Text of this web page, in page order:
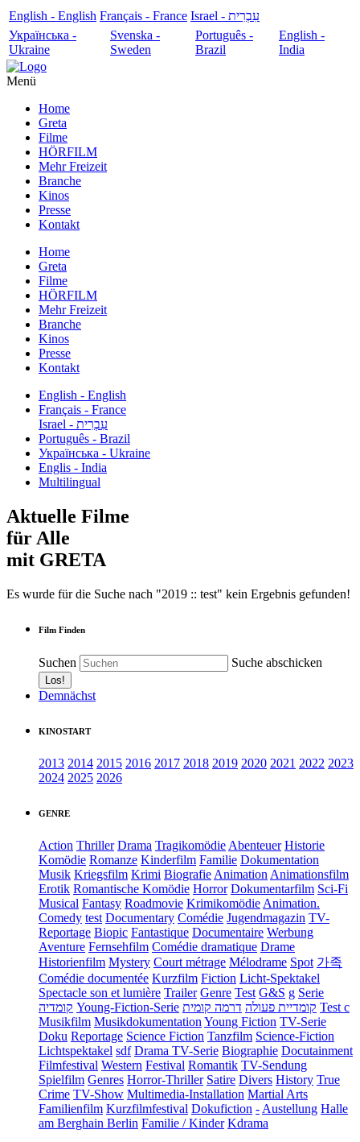
English - English Français - France
עִבְרִית - Israel
Українська -
Ukraine
Svenska -
Sweden
Português -
Brazil
English -
India
Menü
Home
Greta
Filme
HÖRFILM
Mehr Freizeit
Branche
Kinos
Presse
Kontakt
Home
Greta
Filme
HÖRFILM
Mehr Freizeit
Branche
Kinos
Presse
Kontakt
English - English
Français - France
עִבְרִית - Israel
Português - Brazil
Українська - Ukraine
Englis - India
Multilingual
Aktuelle Filme
für Alle
mit GRETA
Es wurde für die Suche nach "2019 :: test" kein Ergebnis gefunden!
Film Finden
Suchen Suche abschicken
Demnächst
KINOSTART
2013 2014 2015 2016 2017 2018 2019 2020 2021 2022 2023
2024 2025 2026
GENRE
Action Thriller Drama Tragikomödie Abenteuer Historie
Komödie Romanze Kinderfilm Familie Dokumentation
Musik Kriegsfilm Krimi Biografie Animation Animationsfilm
Erotik Romantische Komödie Horror Dokumentarfilm Sci-Fi
Musical Fantasy Roadmovie Krimikomödie Animation.
Comedy test Documentary Comédie Jugendmagazin TV-
Reportage Biopic Fantastique Documentaire Werbung
Aventure Fernsehfilm Comédie dramatique Drame
Historienfilm Mystery Court métrage Mélodrame Spot 가족
Comédie documentée Kurzfilm Fiction Licht-Spektakel
Spectacle son et lumière Trailer Genre Test G&S g Serie
קומדיה Young-Fiction-Serie קומדיית פעולה דרמה קומית
Test c
Musikfilm Musikdokumentation Young Fiction TV-Serie
Doku Reportage Science Fiction Tanzfilm Science-Fiction
Lichtspektakel sdf Drama TV-Serie Biographie Docutainment
Filmfestival Western Festival Romantik TV-Sendung
Spielfilm Genres Horror-Thriller Satire Divers History True
Crime TV-Show Multimedia-Installation Martial Arts
Familienfilm Kurzfilmfestival Dokufiction - Austellung Halle
am Berghain Berlin Familie / Kinder Kdrama